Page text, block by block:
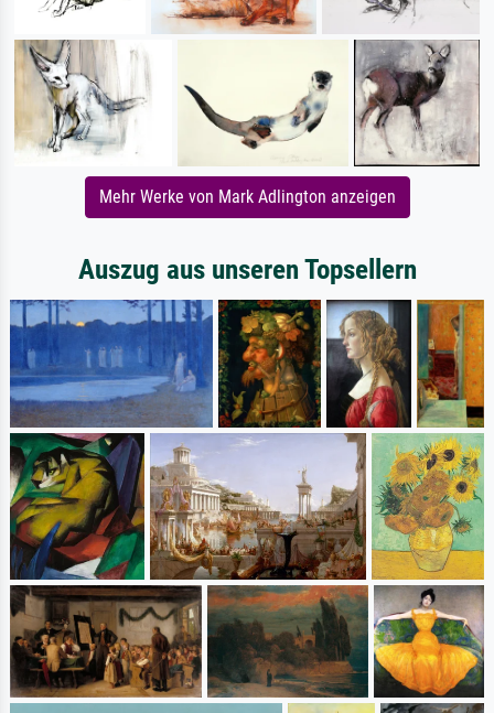
Mehr Werke von Mark Adlington anzeigen
Auszug aus unseren Topsellern